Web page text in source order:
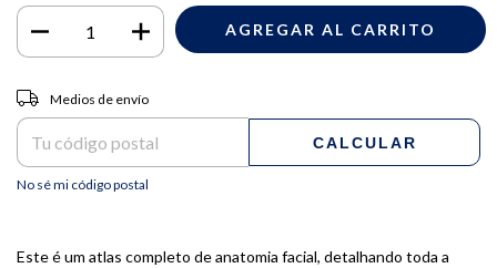
Entregas para el CP:
Medios de envío
CALCULAR
No sé mi código postal
Este é um atlas completo de anatomia facial, detalhando toda a